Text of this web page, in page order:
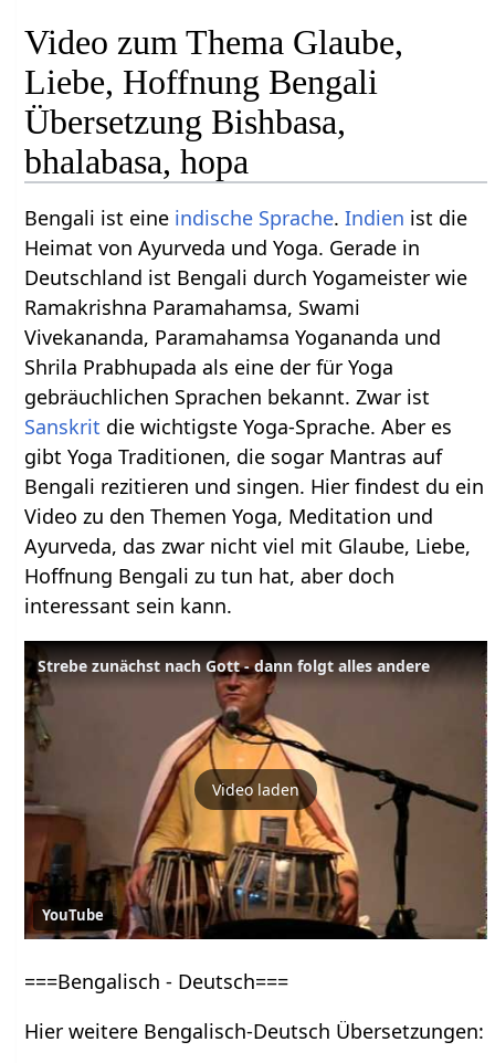
Video zum Thema Glaube,
Liebe, Hoffnung Bengali
Übersetzung Bishbasa,
bhalabasa, hopa
Bengali ist eine indische Sprache.Indien ist die
Heimat von Ayurveda und Yoga. Gerade in
Deutschland ist Bengali durch Yogameister wie
Ramakrishna Paramahamsa, Swami
Vivekananda, Paramahamsa Yogananda und
Shrila Prabhupada als eine der für Yoga
gebräuchlichen Sprachen bekannt. Zwar ist
Sanskrit die wichtigste Yoga-Sprache. Aber es
gibt Yoga Traditionen, die sogar Mantras auf
Bengali rezitieren und singen. Hier findest du ein
Video zu den Themen Yoga, Meditation und
Ayurveda, das zwar nicht viel mit Glaube, Liebe,
Hoffnung Bengali zu tun hat, aber doch
interessant sein kann.
Strebe zunächst nach Gott - dann folgt alles andere
Video laden
YouTube
===Bengalisch - Deutsch===
Hier weitere Bengalisch-Deutsch Übersetzungen: